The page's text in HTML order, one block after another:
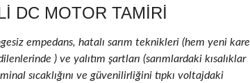
DC MOTOR TAMIRI
empedans, hatalı sarım teknikleri (hem yeni kare
) ve yalıtım şartları (sarımlardaki kısalıklar
sıcaklığını ve güvenilirliğini tıpkı voltajdaki